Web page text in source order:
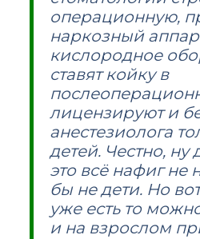
операционную,
наркозный
кислородное
ставят койку в
лицензируют и
анестезиолога
детей. Честно, ну
это всё нафиг не
бы не дети. Но
уже есть то
и на взрослом